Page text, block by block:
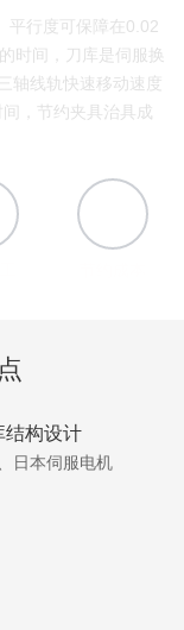
平行度可保障在0.02
时间，刀库是伺服换
轴线轨快速移动速度
，节约夹具治具成
结构设计
日本伺服电机